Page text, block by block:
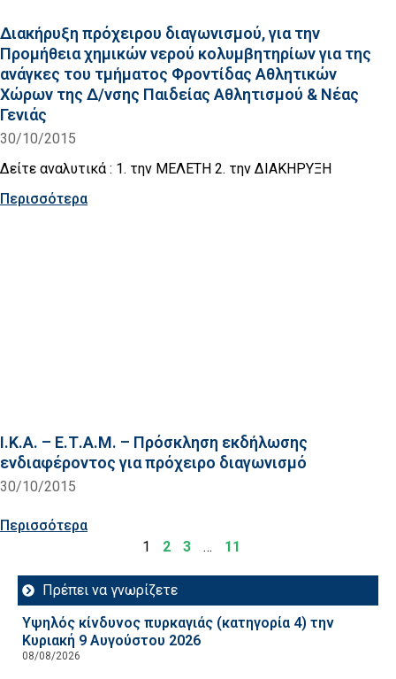
Διακήρυξη πρόχειρου διαγωνισμού, για την
Προμήθεια χημικών νερού κολυμβητηρίων για της
ανάγκες του τμήματος Φροντίδας Αθλητικών
Χώρων της Δ/νσης Παιδείας Αθλητισμού & Νέας
Γενιάς
30/10/2015
Δείτε αναλυτικά : 1. την ΜΕΛΕΤΗ 2. την ΔΙΑΚΗΡΥΞΗ
Περισσότερα
Ι.Κ.Α. – Ε.Τ.Α.Μ. – Πρόσκληση εκδήλωσης
ενδιαφέροντος για πρόχειρο διαγωνισμό
30/10/2015
Περισσότερα
1
2 3 … 11
Πρέπει να γνωρίζετε
Υψηλός κίνδυνος πυρκαγιάς (κατηγορία 4) την
Κυριακή 9 Αυγούστου 2026
08/08/2026